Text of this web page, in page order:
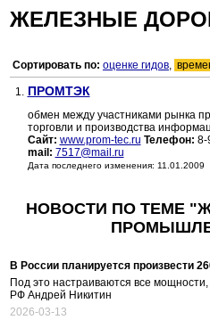
ЖЕЛЕЗНЫЕ
Сортировать по: оценке гидов,
1. ПРОМТЭК
обмен между участниками рынка
торговли и производства
Сайт: www.prom-tec.ru Телефон: 8-
mail: 7517@mail.ru
Дата последнего изменения: 11.01.2009
НОВОСТИ ПО ТЕМЕ
В России планируется произвести
Под это настраиваются все
РФ Андрей Никитин
2026-03-13